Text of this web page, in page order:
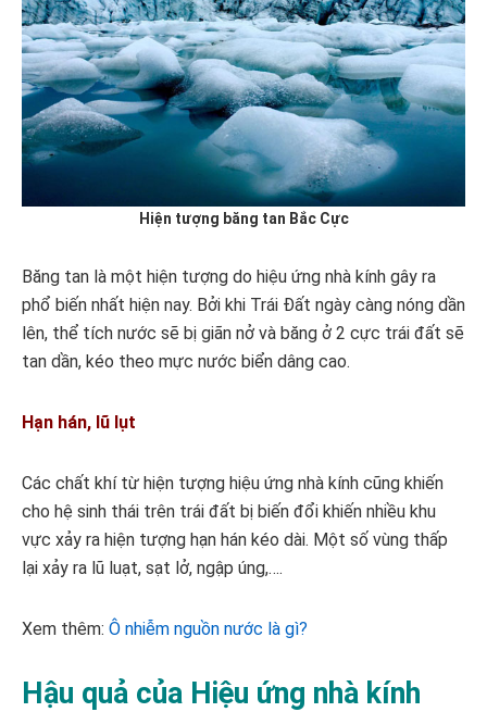
Hiện tượng băng tan Bắc Cực
Băng tan là một hiện tượng do hiệu ứng nhà kính gây ra
phổ biến nhất hiện nay. Bởi khi Trái Đất ngày càng nóng dần
lên, thể tích nước sẽ bị giãn nở và băng ở 2 cực trái đất sẽ
tan dần, kéo theo mực nước biển dâng cao.
Hạn hán, lũ lụt
Các chất khí từ hiện tượng hiệu ứng nhà kính cũng khiến
cho hệ sinh thái trên trái đất bị biến đổi khiến nhiều khu
vực xảy ra hiện tượng hạn hán kéo dài. Một số vùng thấp
lại xảy ra lũ luạt, sạt lở, ngập úng,….
Xem thêm: Ô nhiễm nguồn nước là gì?
Hậu quả của Hiệu ứng nhà kính